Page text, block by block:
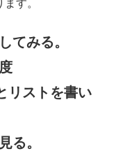
す。
てみる。
リストを書い
る。